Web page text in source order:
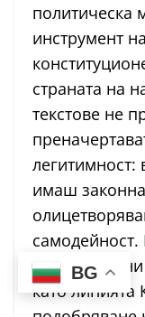
политическа
инструмент
страната на
текстове не
легитимност:
имаш
дори
като линията
BG